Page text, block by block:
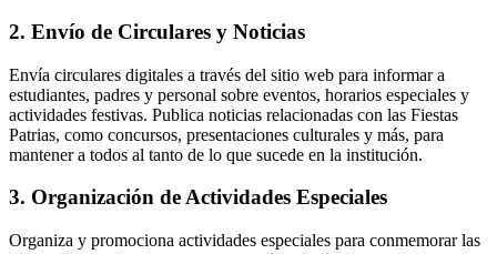
2. Envío de Circulares y Noticias
Envía circulares digitales a través del sitio web para informar a
estudiantes, padres y personal sobre eventos, horarios especiales y
actividades festivas. Publica noticias relacionadas con las Fiestas
Patrias, como concursos, presentaciones culturales y más, para
mantener a todos al tanto de lo que sucede en la institución.
3. Organización de Actividades Especiales
Organiza y promociona actividades especiales para conmemorar las